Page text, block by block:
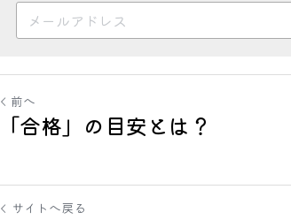
前へ
「合格」の目安とは？
サイトへ戻る